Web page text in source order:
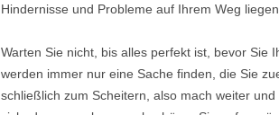
Hindernisse und Probleme auf Ihrem Weg liegen.
Warten Sie nicht, bis alles perfekt ist, bevor Sie
werden immer nur eine Sache finden, die Sie
schließlich zum Scheitern, also mach weiter